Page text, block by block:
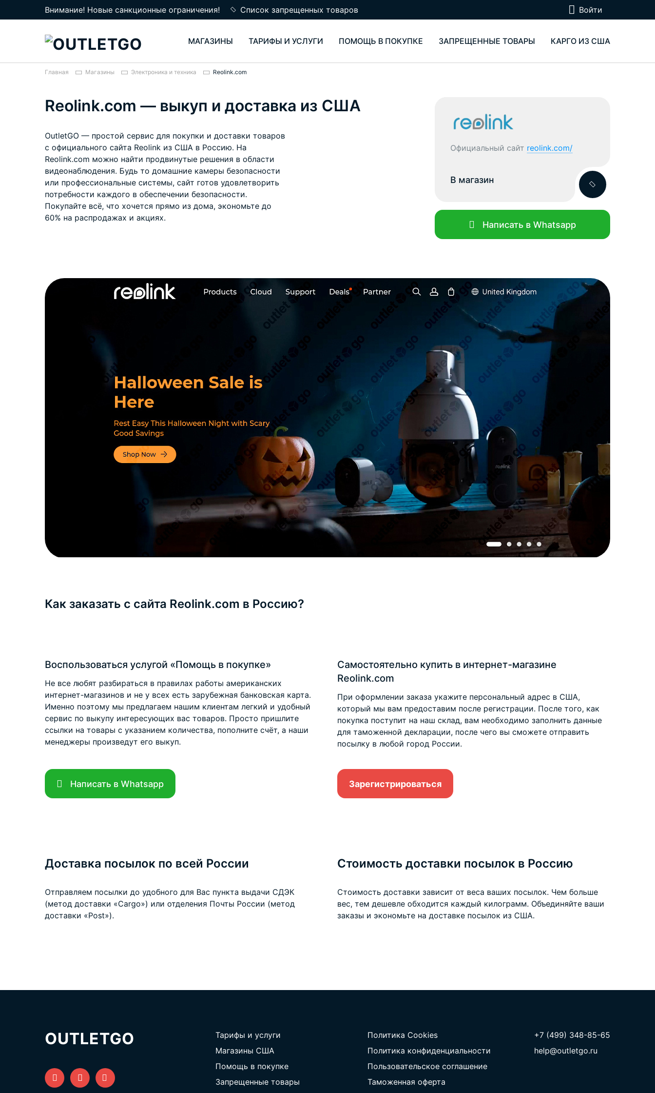
Внимание! Новые санкционные ограничения! Список запрещенных товаров Войти
МАГАЗИНЫ ТАРИФЫ И УСЛУГИ ПОМОЩЬ В ПОКУПКЕ ЗАПРЕЩЕННЫЕ ТОВАРЫ КАРГО ИЗ США
Главная Магазины Электроника и техника Reolink.com
Reolink.com — выкуп и доставка из США
OutletGO — простой сервис для покупки и доставки товаров
с официального сайта Reolink из США в Россию. На
Reolink.com можно найти продвинутые решения в области
видеонаблюдения. Будь то домашние камеры безопасности
или профессиональные системы, сайт готов удовлетворить
потребности каждого в обеспечении безопасности.
Покупайте всё, что хочется прямо из дома, экономьте до
60% на распродажах и акциях.
Официальный сайт reolink.com/
В магазин
Написать в Whatsapp
Как заказать с сайта Reolink.com в Россию?
Воспользоваться услугой «Помощь в покупке»
Не все любят разбираться в правилах работы американских
интернет-магазинов и не у всех есть зарубежная банковская карта.
Именно поэтому мы предлагаем нашим клиентам легкий и удобный
сервис по выкупу интересующих вас товаров. Просто пришлите
ссылки на товары с указанием количества, пополните счёт, а наши
менеджеры произведут его выкуп.
Написать в Whatsapp
Самостоятельно купить в интернет-магазине
Reolink.com
При оформлении заказа укажите персональный адрес в США,
который мы вам предоставим после регистрации. После того, как
покупка поступит на наш склад, вам необходимо заполнить данные
для таможенной декларации, после чего вы сможете отправить
посылку в любой город России.
Зарегистрироваться
Доставка посылок по всей России
Отправляем посылки до удобного для Вас пункта выдачи СДЭК
(метод доставки «Cargo») или отделения Почты России (метод
доставки «Post»).
Стоимость доставки посылок в Россию
Стоимость доставки зависит от веса ваших посылок. Чем больше
вес, тем дешевле обходится каждый килограмм. Объединяйте ваши
заказы и экономьте на доставке посылок из США.
OUTLETGO
Тарифы и услуги
Магазины США
Помощь в покупке
Запрещенные товары
Политика Cookies
Политика конфиденциальности
Пользовательское соглашение
Таможенная оферта
+7 (499) 348-85-65
help@outletgo.ru